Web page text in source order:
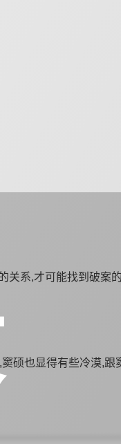
关系,才可能找到破案
硕也显得有些冷漠,跟